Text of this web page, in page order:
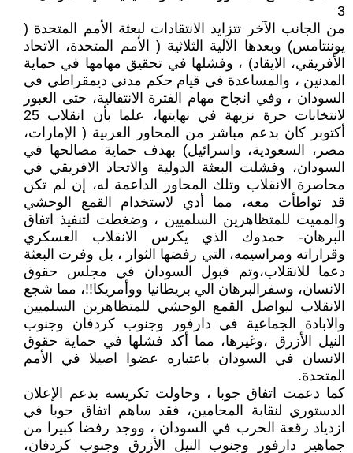
3
من الجانب الآخر تتزايد الانتقادات لبعثة الأمم المتحدة (
يوننتامس) وبعدها الآلية الثلاثية ( الأمم المتحدة، الاتحاد
الأفريقي، الايقاد) ، وفشلها في تحقيق مهامها في حماية
المدنين ، والمساعدة في قيام حكم مدني ديمقراطي في
السودان ، وفي انجاح مهام الفترة الانتقالية، حتى العبور
لانتخابات حرة نزيهة في نهايتها، علما بأن انقلاب 25
أكتوبر كان بدعم مباشر من المحاور العربية ( الإمارات،
مصر، السعودية، واسرائيل) بهدف حماية مصالحها في
السودان، وفشلت البعثة الدولية والاتحاد الافريقي في
محاصرة الانقلاب وتلك المحاور الداعمة له، إن لم تكن
قد تواطأت معه، مما أدي لاستخدام القمع الوحشي
والمميت للمتظاهرين السلميين ، وضغطت لتنفيذ اتفاق
البرهان- حمدوك الذي يكرس الانقلاب العسكري
وقراراته ومراسيمه، التي رفضها الثوار ، بل وفرت البعثة
دعما للانقلاب،وتم قبول السودان في مجلس حقوق
الانسان، وسفرالبرهان الي بريطانيا ووأمريكا!!، مما شجع
الانقلاب ليواصل القمع الوحشي للمتظاهرين السلميين
والابادة الجماعية في دارفور وجنوب كردفان وجنوب
النيل الأزرق ،وغيرها، مما أكد فشلها في حماية حقوق
الانسان في السودان باعتباره عضوا اصيلا في الأمم
المتحدة.
كما دعمت اتفاق جوبا ، وحاولت تكريسه بدعم الإعلان
الدستوري لنقابة المحامين، فقد ساهم اتفاق جوبا في
ازدياد رقعة الحرب في السودان ، ووجد رفضا كبيرا من
جماهير دارفور وجنوب النيل الأزرق وجنوب كردفان،